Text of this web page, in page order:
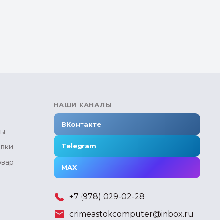
НАШИ КАНАЛЫ
ВКонтакте
Telegram
MAX
+7 (978) 029-02-28
crimeastokcomputer@inbox.ru